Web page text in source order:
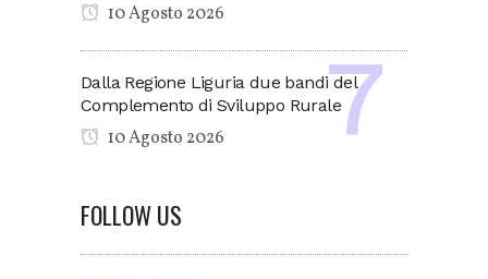
10 Agosto 2026
Dalla Regione Liguria due bandi del
Complemento di Sviluppo Rurale
10 Agosto 2026
FOLLOW US